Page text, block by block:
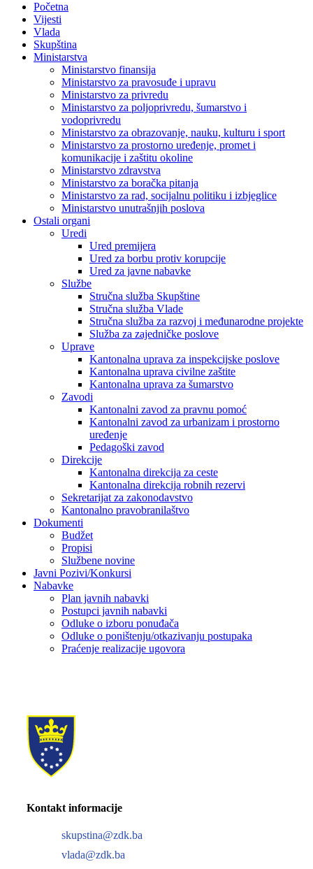
Početna
Vijesti
Vlada
Skupština
Ministarstva
Ministarstvo finansija
Ministarstvo za pravosuđe i upravu
Ministarstvo za privredu
Ministarstvo za poljoprivredu, šumarstvo i
vodoprivredu
Ministarstvo za obrazovanje, nauku, kulturu i sport
Ministarstvo za prostorno uređenje, promet i
komunikacije i zaštitu okoline
Ministarstvo zdravstva
Ministarstvo za boračka pitanja
Ministarstvo za rad, socijalnu politiku i izbjeglice
Ministarstvo unutrašnjih poslova
Ostali organi
Uredi
Ured premijera
Ured za borbu protiv korupcije
Ured za javne nabavke
Službe
Stručna služba Skupštine
Stručna služba Vlade
Stručna služba za razvoj i međunarodne projekte
Služba za zajedničke poslove
Uprave
Kantonalna uprava za inspekcijske poslove
Kantonalna uprava civilne zaštite
Kantonalna uprava za šumarstvo
Zavodi
Kantonalni zavod za pravnu pomoć
Kantonalni zavod za urbanizam i prostorno
uređenje
Pedagoški zavod
Direkcije
Kantonalna direkcija za ceste
Kantonalna direkcija robnih rezervi
Sekretarijat za zakonodavstvo
Kantonalno pravobranilaštvo
Dokumenti
Budžet
Propisi
Službene novine
Javni Pozivi/Konkursi
Nabavke
Plan javnih nabavki
Postupci javnih nabavki
Odluke o izboru ponuđača
Odluke o poništenju/otkazivanju postupaka
Praćenje realizacije ugovora
Kontakt informacije
skupstina@zdk.ba
vlada@zdk.ba